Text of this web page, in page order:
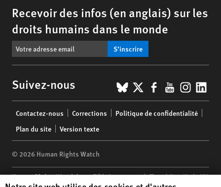
Recevoir des infos (en anglais) sur les
droits humains dans le monde
S’inscrire
Suivez-nous BlueSky
X Facebook
YouTube
menu
Contactez-nous Corrections
Politique de confidentialité
Plan du site
Version texte
© 2026 Human Rights Watch
Human Rights Watch| 350 Fifth Avenue, 34th Floor | New York,NY